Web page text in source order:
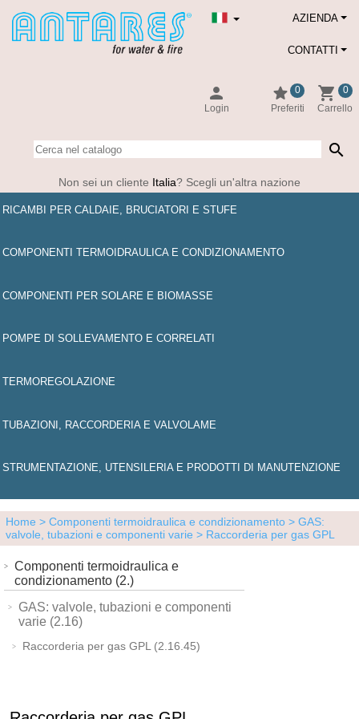
AZIENDA
person
Login
star
0
Preferiti
shopping_cart
0
Carrello
CONTATTI
search
Non sei un cliente Italia? Scegli un'altra nazione
RICAMBI PER CALDAIE, BRUCIATORI E STUFE
COMPONENTI TERMOIDRAULICA E CONDIZIONAMENTO
COMPONENTI PER SOLARE E BIOMASSE
POMPE DI SOLLEVAMENTO E CORRELATI
TERMOREGOLAZIONE
TUBAZIONI, RACCORDERIA E VALVOLAME
STRUMENTAZIONE, UTENSILERIA E PRODOTTI DI MANUTENZIONE
Home > Componenti termoidraulica e condizionamento > GAS:
valvole, tubazioni e componenti varie > Raccorderia per gas GPL
Componenti termoidraulica e
condizionamento (2.)
GAS: valvole, tubazioni e componenti
varie (2.16)
Raccorderia per gas GPL (2.16.45)